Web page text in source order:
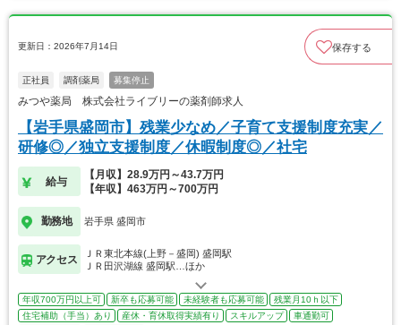
更新日：2026年7月14日 保存する
正社員 調剤薬局 募集停止
みつや薬局 株式会社ライブリーの薬剤師求人
【岩手県盛岡市】残業少なめ／子育て支援制度充実／
研修◎／独立支援制度／休暇制度◎／社宅
給与
【月収】28.9万円～43.7万円
【年収】463万円～700万円
勤務地 岩手県 盛岡市
アクセス
ＪＲ東北本線(上野－盛岡) 盛岡駅
ＪＲ田沢湖線 盛岡駅…ほか
年収700万円以上可 新卒も応募可能 未経験者も応募可能
残業月10ｈ以下
住宅補助（手当）あり
産休・育休取得実績有り スキルアップ
車通勤可